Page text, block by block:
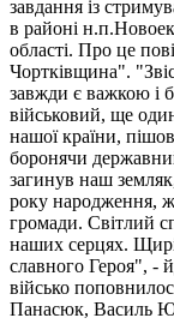
завдання із
в районі
області. Про це
Чортківщина".
завжди є важкою і
військовий, ще
нашої країни,
боронячи державний
загинув наш
року народження,
громади. Світлий
наших серцях.
славного Героя", -
військо
Панасюк, Василь